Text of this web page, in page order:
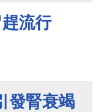
流行
發腎衰竭